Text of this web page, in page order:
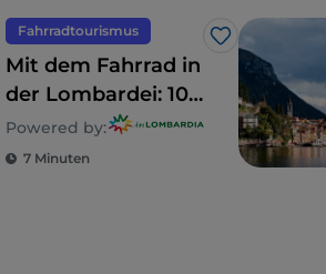
Fahrradtourismus
Like
Mit dem Fahrrad in
der Lombardei: 10
Routen für
Familien
Powered by:
7 Minuten